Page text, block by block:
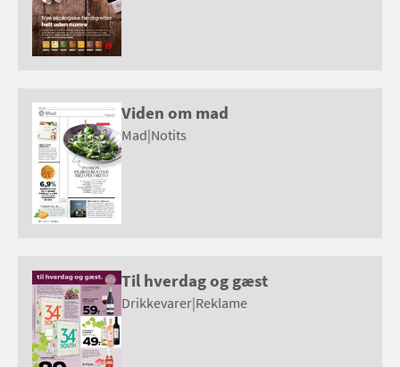
Viden om mad
Mad|Notits
Til hverdag og gæst
Drikkevarer|Reklame